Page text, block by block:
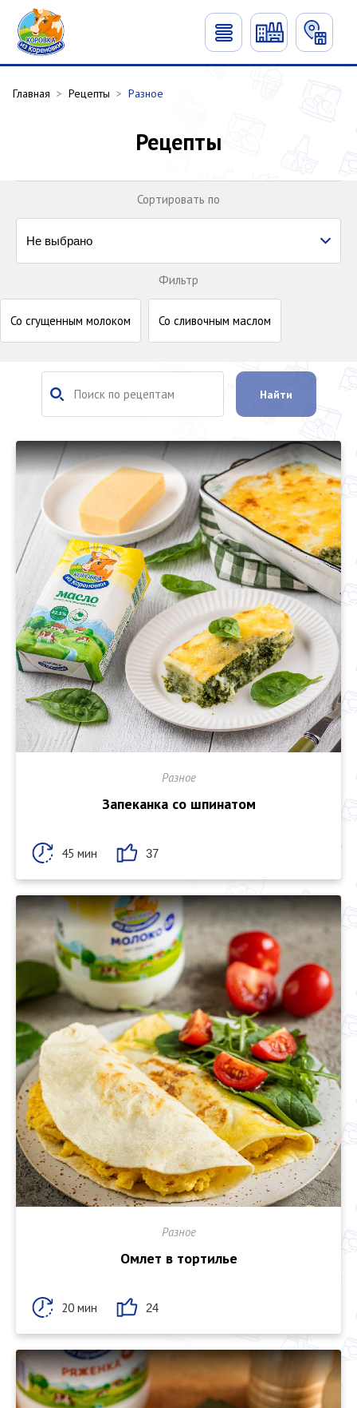
Главная > Рецепты > Разное
Рецепты
Сортировать по
Не выбрано
Не выбрано
Фильтр
Со сгущенным молоком Со сливочным маслом
Найти
Разное
Запеканка со шпинатом
45 мин 37
Разное
Омлет в тортилье
20 мин 24